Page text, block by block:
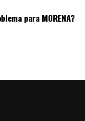
para MORENA?